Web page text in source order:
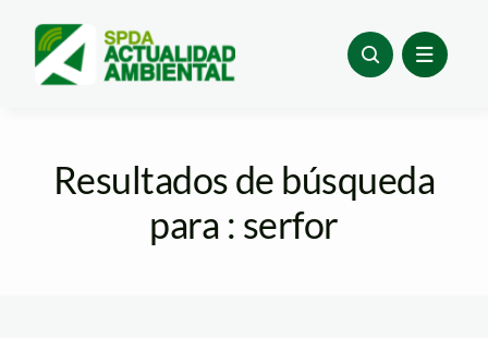
content
Resultados de búsqueda
para : serfor